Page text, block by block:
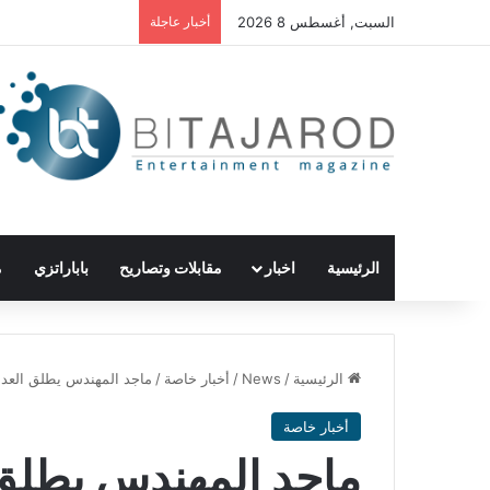
السبت, أغسطس 8 2026 أخبار عاجلة
الرئيسية اخبار مقابلات وتصاريح باباراتزي
الرئيسية /
News
/ أخبار خاصة / ماجد المهندس يطلق العد
أخبار خاصة
ماجد المهندس